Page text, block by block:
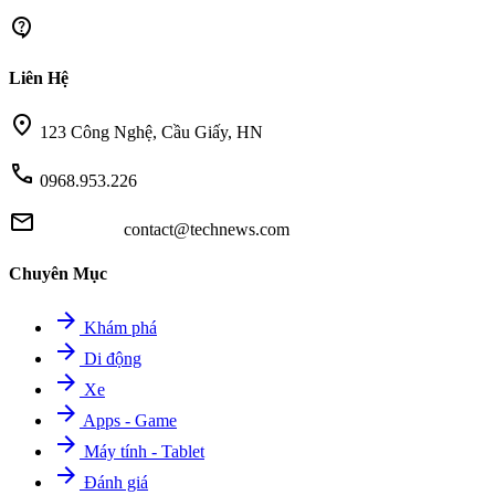
contact_support
Liên Hệ
location_on 123 Công Nghệ, Cầu Giấy, HN
call 0968.953.226
mail contact@technews.com
Chuyên Mục
arrow_forward Khám phá
arrow_forward Di động
arrow_forward Xe
arrow_forward Apps - Game
arrow_forward Máy tính - Tablet
arrow_forward Đánh giá